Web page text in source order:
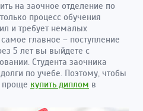
на заочное отделение по
процесс обучения
и требует немалых
главное – поступление
5 лет вы выйдете с
Студента заочника
по учебе. Поэтому, чтобы
проще купить диплом в